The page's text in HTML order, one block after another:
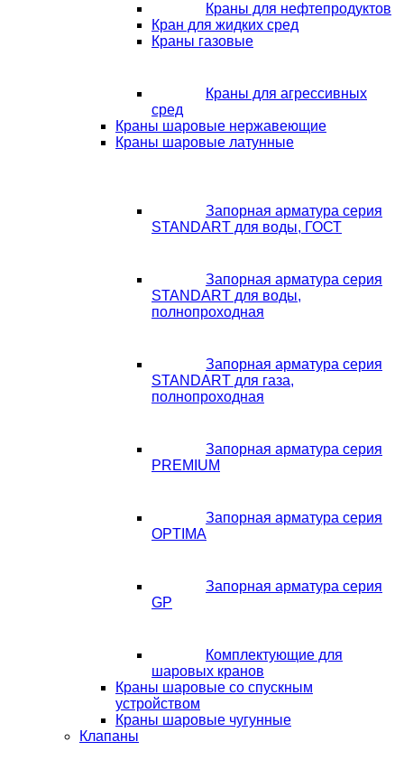
Краны для нефтепродуктов
Кран для жидких сред
Краны газовые
Краны для агрессивных
сред
Краны шаровые нержавеющие
Краны шаровые латунные
Запорная арматура серия
STANDART для воды, ГОСТ
Запорная арматура серия
STANDART для воды,
полнопроходная
Запорная арматура серия
STANDART для газа,
полнопроходная
Запорная арматура серия
PREMIUM
Запорная арматура серия
OPTIMA
Запорная арматура серия
GP
Комплектующие для
шаровых кранов
Краны шаровые со спускным
устройством
Краны шаровые чугунные
Клапаны